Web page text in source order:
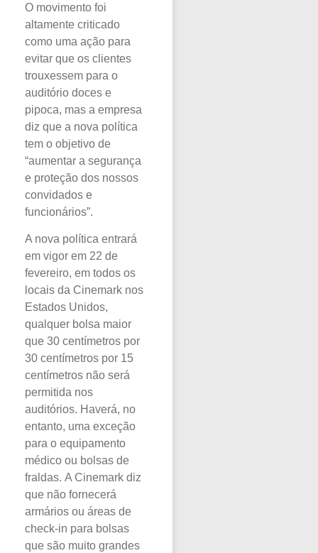
O movimento foi
altamente criticado
como uma ação para
evitar que os clientes
trouxessem para o
auditório doces e
pipoca, mas a empresa
diz que a nova política
tem o objetivo de
“aumentar a segurança
e proteção dos nossos
convidados e
funcionários”.
A nova política entrará
em vigor em 22 de
fevereiro, em todos os
locais da Cinemark nos
Estados Unidos,
qualquer bolsa maior
que 30 centímetros por
30 centímetros por 15
centímetros não será
permitida nos
auditórios. Haverá, no
entanto, uma exceção
para o equipamento
médico ou bolsas de
fraldas. A Cinemark diz
que não fornecerá
armários ou áreas de
check-in para bolsas
que são muito grandes